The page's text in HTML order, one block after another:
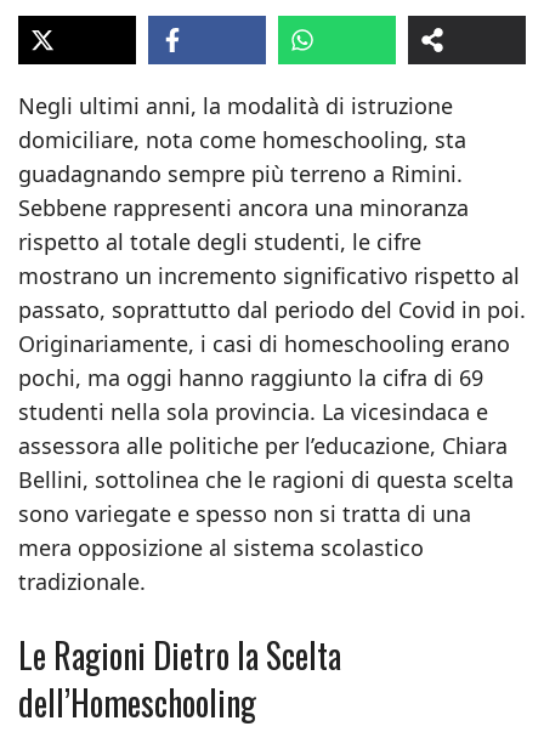
Negli ultimi anni, la modalità di istruzione
domiciliare, nota come homeschooling, sta
guadagnando sempre più terreno a Rimini.
Sebbene rappresenti ancora una minoranza
rispetto al totale degli studenti, le cifre
mostrano un incremento significativo rispetto al
passato, soprattutto dal periodo del Covid in poi.
Originariamente, i casi di homeschooling erano
pochi, ma oggi hanno raggiunto la cifra di 69
studenti nella sola provincia. La vicesindaca e
assessora alle politiche per l’educazione, Chiara
Bellini, sottolinea che le ragioni di questa scelta
sono variegate e spesso non si tratta di una
mera opposizione al sistema scolastico
tradizionale.
Le Ragioni Dietro la Scelta
dell’Homeschooling